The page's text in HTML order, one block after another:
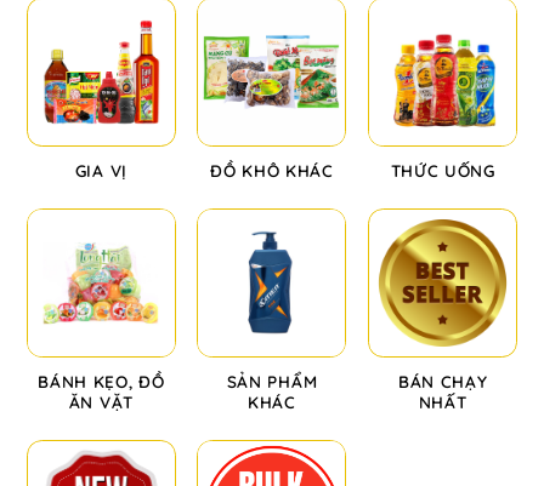
GIA VỊ ĐỒ KHÔ KHÁC THỨC UỐNG
BÁNH KẸO, ĐỒ
ĂN VẶT
SẢN PHẨM
KHÁC
BÁN CHẠY
NHẤT